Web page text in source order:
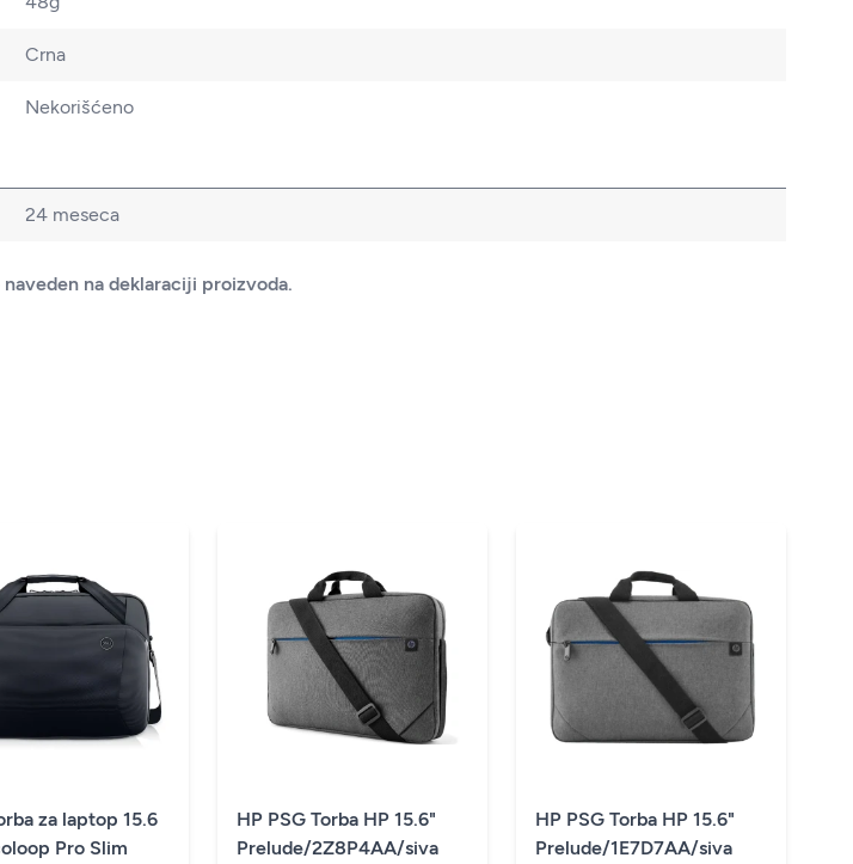
Crna
Nekorišćeno
24 meseca
na deklaraciji proizvoda.
za laptop 15.6
Pro Slim
HP PSG Torba HP 15.6"
Prelude/2Z8P4AA/siva
HP PSG Torba HP 15.6"
Prelude/1E7D7AA/siva